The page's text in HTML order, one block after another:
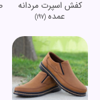
کفش اسپرت مردانه
عمده (197)